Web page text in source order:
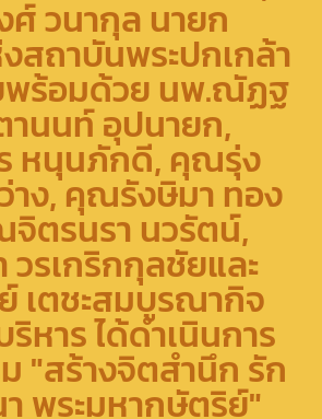
วนากุล นายก
สถาบันพระปกเกล้า
ร้อมด้วย นพ.ณัฏฐ
นนท์ อุปนายก,
หนุนภักดี, คุณรุ่ง
ง, คุณรังษิมา ทอง
ตรนรา นวรัตน์,
รเกริกกุลชัยและ
เตชะสมบูรณากิจ
หาร ได้ดำเนินการ
"สร้างจิตสำนึก รัก
พระมหากษัตริย์"